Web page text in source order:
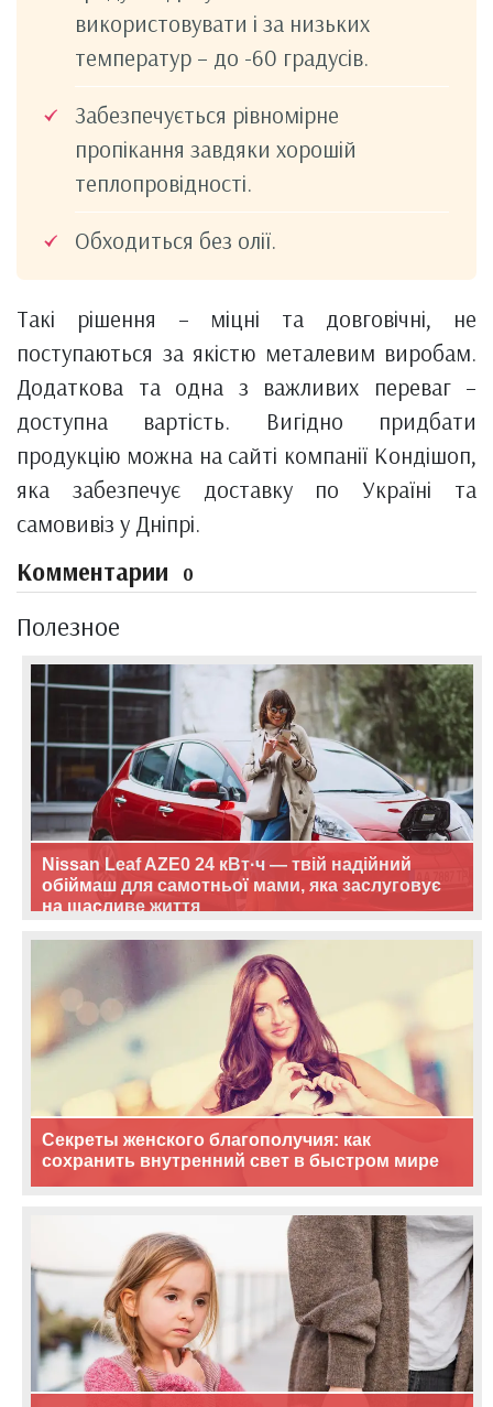
використовувати і за низьких
температур – до -60 градусів.
Забезпечується рівномірне
пропікання завдяки хорошій
теплопровідності.
Обходиться без олії.
Такі рішення – міцні та довговічні, не
поступаються за якістю металевим виробам.
Додаткова та одна з важливих переваг –
доступна вартість. Вигідно придбати
продукцію можна на сайті компанії Кондішоп,
яка забезпечує доставку по Україні та
самовивіз у Дніпрі.
Комментарии 0
Полезное
Nissan Leaf AZE0 24 кВт·ч — твій надійний
обіймаш для самотньої мами, яка заслуговує
на щасливе життя
Секреты женского благополучия: как
сохранить внутренний свет в быстром мире